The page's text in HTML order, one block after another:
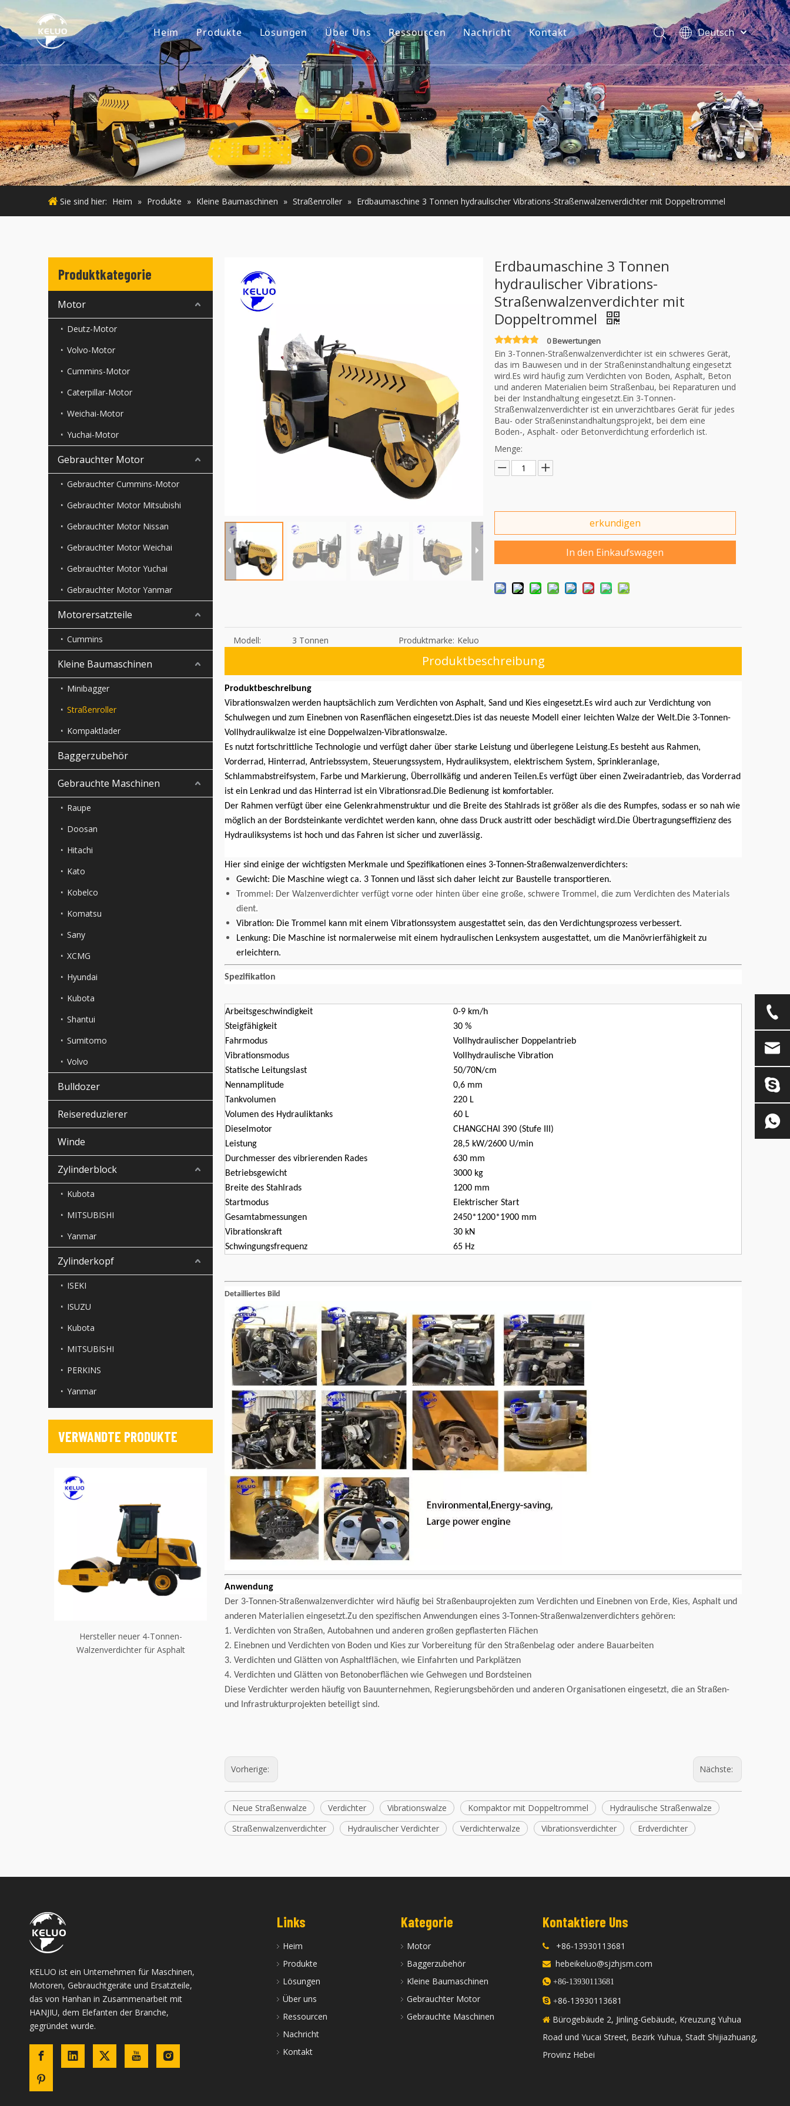
Heim Produkte
Motor
Baggerzubehör
Kleine Baumaschinen
Gebrauchter Motor
Gebrauchte Maschinen
Lösungen Über Uns
Unsere Geschichte
Unser Vorteil
Ressourcen
Führer
FAQ
Videos
Nachricht Kontakt
Deutsch
فارسی
Bahasa
indonesia
Türk dili
ไทย
Italiano
Português
Español
Pусский
Français
English
Sie sind hier: Heim » Produkte » Kleine Baumaschinen » Straßenroller » Erdbaumaschine 3 Tonnen hydraulischer Vibrations-Straßenwalzenverdichter mit Doppeltrommel
Produktkategorie
Motor
Deutz-Motor
Volvo-Motor
Cummins-Motor
Caterpillar-Motor
Weichai-Motor
Yuchai-Motor
Gebrauchter Motor
Gebrauchter Cummins-Motor
Gebrauchter Motor Mitsubishi
Gebrauchter Motor Nissan
Gebrauchter Motor Weichai
Gebrauchter Motor Yuchai
Gebrauchter Motor Yanmar
Motorersatzteile
Cummins
Kleine Baumaschinen
Minibagger
Straßenroller
Kompaktlader
Baggerzubehör
Gebrauchte Maschinen
Raupe
Doosan
Hitachi
Kato
Kobelco
Komatsu
Sany
XCMG
Hyundai
Kubota
Shantui
Sumitomo
Volvo
Bulldozer
Reisereduzierer
Winde
Zylinderblock
Kubota
MITSUBISHI
Yanmar
Zylinderkopf
ISEKI
ISUZU
Kubota
MITSUBISHI
PERKINS
Yanmar
VERWANDTE PRODUKTE
Hersteller neuer 4-Tonnen-
Walzenverdichter für Asphalt
Neuer 6-Tonnen-Vibrationsstahl-
Straßenwalzenverdichter für den
Straßenbau
Brandneuer 8-Tonnen-Vibrationsstahl-
Straßenwalzenverdichter für
Erdbewegungsarbeiten
Werkseitiger 2-Tonnen-Mini-Stabil-
Straßenwalzenverdichter auf Lager
Erdbaumaschine 3 Tonnen
hydraulischer Vibrations-
Straßenwalzenverdichter mit
Doppeltrommel
0 Bewertungen
Ein 3-Tonnen-Straßenwalzenverdichter ist ein schweres Gerät,
das im Bauwesen und in der Straßeninstandhaltung eingesetzt
wird.Es wird häufig zum Verdichten von Boden, Asphalt, Beton
und anderen Materialien beim Straßenbau, bei Reparaturen und
bei der Instandhaltung eingesetzt.Ein 3-Tonnen-
Straßenwalzenverdichter ist ein unverzichtbares Gerät für jedes
Bau- oder Straßeninstandhaltungsprojekt, bei dem eine
Boden-, Asphalt- oder Betonverdichtung erforderlich ist.
Menge:
erkundigen
In den Einkaufswagen
Modell: 3 Tonnen Produktmarke: Keluo
Produktbeschreibung
Produktbeschreibung
Vibrationswalzen werden hauptsächlich zum Verdichten von Asphalt, Sand und Kies eingesetzt.Es wird auch zur Verdichtung von
Schulwegen und zum Einebnen von Rasenflächen eingesetzt.Dies ist das neueste Modell einer leichten Walze der Welt.Die 3-Tonnen-
Vollhydraulikwalze ist eine Doppelwalzen-Vibrationswalze.
Es nutzt fortschrittliche Technologie und verfügt daher über starke Leistung und überlegene Leistung.Es besteht aus Rahmen,
Vorderrad, Hinterrad, Antriebssystem, Steuerungssystem, Hydrauliksystem, elektrischem System, Sprinkleranlage,
Schlammabstreifsystem, Farbe und Markierung, Überrollkäfig und anderen Teilen.Es verfügt über einen Zweiradantrieb, das Vorderrad
ist ein Lenkrad und das Hinterrad ist ein Vibrationsrad.Die Bedienung ist komfortabler.
Der Rahmen verfügt über eine Gelenkrahmenstruktur und die Breite des Stahlrads ist größer als die des Rumpfes, sodass er so nah wie
möglich an der Bordsteinkante verdichtet werden kann, ohne dass Druck austritt oder beschädigt wird.Die Übertragungseffizienz des
Hydrauliksystems ist hoch und das Fahren ist sicher und zuverlässig.
Hier sind einige der wichtigsten Merkmale und Spezifikationen eines 3-Tonnen-Straßenwalzenverdichters:
Gewicht: Die Maschine wiegt ca. 3 Tonnen und lässt sich daher leicht zur Baustelle transportieren.
Trommel: Der Walzenverdichter verfügt vorne oder hinten über eine große, schwere Trommel, die zum Verdichten des Materials
dient.
Vibration: Die Trommel kann mit einem Vibrationssystem ausgestattet sein, das den Verdichtungsprozess verbessert.
Lenkung: Die Maschine ist normalerweise mit einem hydraulischen Lenksystem ausgestattet, um die Manövrierfähigkeit zu
erleichtern.
Spezifikation
Arbeitsgeschwindigkeit
0-9 km/h
Steigfähigkeit
30 %
Fahrmodus
Vollhydraulischer Doppelantrieb
Vibrationsmodus
Vollhydraulische Vibration
Statische Leitungslast
50/70N/cm
Nennamplitude
0,6 mm
Tankvolumen
220 L
Volumen des Hydrauliktanks
60 L
Dieselmotor
CHANGCHAI 390 (Stufe III)
Leistung
28,5 kW/2600 U/min
Durchmesser des vibrierenden Rades
630 mm
Betriebsgewicht
3000 kg
Breite des Stahlrads
1200 mm
Startmodus
Elektrischer Start
Gesamtabmessungen
2450*1200*1900 mm
Vibrationskraft
30 kN
Schwingungsfrequenz
65 Hz
Detailliertes Bild
Anwendung
Der 3-Tonnen-Straßenwalzenverdichter wird häufig bei Straßenbauprojekten zum Verdichten und Einebnen von Erde, Kies, Asphalt und
anderen Materialien eingesetzt.Zu den spezifischen Anwendungen eines 3-Tonnen-Straßenwalzenverdichters gehören:
1. Verdichten von Straßen, Autobahnen und anderen großen gepflasterten Flächen
2. Einebnen und Verdichten von Boden und Kies zur Vorbereitung für den Straßenbelag oder andere Bauarbeiten
3. Verdichten und Glätten von Asphaltflächen, wie Einfahrten und Parkplätzen
4. Verdichten und Glätten von Betonoberflächen wie Gehwegen und Bordsteinen
Diese Verdichter werden häufig von Bauunternehmen, Regierungsbehörden und anderen Organisationen eingesetzt, die an Straßen-
und Infrastrukturprojekten beteiligt sind.
Vorherige: Nächste:
Neue Straßenwalze Verdichter Vibrationswalze Kompaktor mit Doppeltrommel
Hydraulische Straßenwalze
Straßenwalzenverdichter
Hydraulischer Verdichter Verdichterwalze Vibrationsverdichter Erdverdichter
KELUO ist ein Unternehmen für Maschinen,
Motoren, Gebrauchtgeräte und Ersatzteile,
das von Hanhan in Zusammenarbeit mit
HANJIU, dem Elefanten der Branche,
gegründet wurde.
Links
Heim
Produkte
Lösungen
Über uns
Ressourcen
Nachricht
Kontakt
Kategorie
Motor
Baggerzubehör
Kleine Baumaschinen
Gebrauchter Motor
Gebrauchte Maschinen
Kontaktiere Uns
 +86-13930113681
 hebeikeluo@sjzhjsm.com
+86-13930113681
 +86-13930113681
Bürogebäude 2, Jinling-Gebäude, Kreuzung Yuhua
Road und Yucai Street, Bezirk Yuhua, Stadt Shijiazhuang,
Provinz Hebei